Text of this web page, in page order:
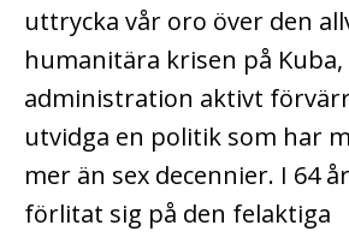
uttrycka vår oro över den
humanitära krisen på
administration aktivt
utvidga en politik som har
mer än sex decennier. I 64
förlitat sig på den felaktiga